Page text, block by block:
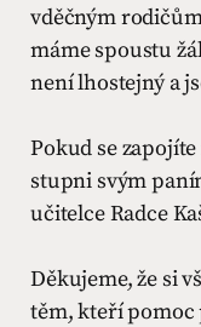
vděčným
máme spoustu
není lhostejný a
Pokud se
stupni svým
učitelce Radce
Děkujeme, že si
těm, kteří